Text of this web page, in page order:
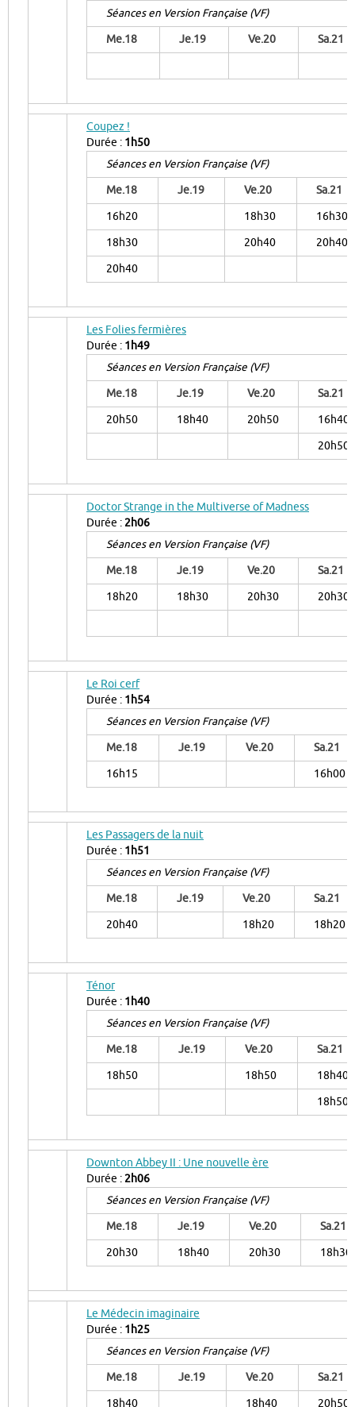
Séances en Version Française (VF)
Me.18
Je.19 Ve.20 Sa.21
Coupez !
Durée : 1h50
Séances en Version Française (VF)
Me.18
Je.19 Ve.20
Sa.21
16h20
18h30
16h30
18h30
20h40
20h40
20h40
Les Folies fermières
Durée : 1h49
Séances en Version Française (VF)
Me.18
Je.19 Ve.20
Sa.21
20h50
18h40 20h50
16h40
20h50
Doctor Strange in the Multiverse of Madness
Durée :2h06
Séances en Version Française (VF)
Me.18
Je.19 Ve.20
Sa.21
18h20
18h30 20h30 20h30
Le Roi cerf
Durée : 1h54
Séances en Version Française (VF)
Me.18
Je.19 Ve.20
Sa.21
16h15
16h00
Les Passagers de la nuit
Durée : 1h51
Séances en Version Française (VF)
Me.18
Je.19 Ve.20
Sa.21
20h40
18h20 18h20
Ténor
Durée : 1h40
Séances en Version Française (VF)
Me.18
Je.19 Ve.20
Sa.21
18h50
18h50
18h40
18h50
Downton Abbey II : Une nouvelle ère
Durée :2h06
Séances en Version Française (VF)
Me.18
Je.19 Ve.20
Sa.21
20h30
18h40 20h30 18h30
Le Médecin imaginaire
Durée : 1h25
Séances en Version Française (VF)
Me.18
Je.19 Ve.20
Sa.21
18h40
18h40 20h50